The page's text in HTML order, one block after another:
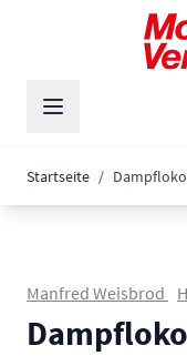
Zum Inhalt springen
Startseite /
Manfred Weisbrod